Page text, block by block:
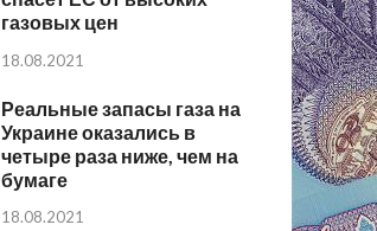
газовых цен
18.08.2021
Реальные запасы газа на
Украине оказались в
четыре раза ниже, чем на
бумаге
18.08.2021